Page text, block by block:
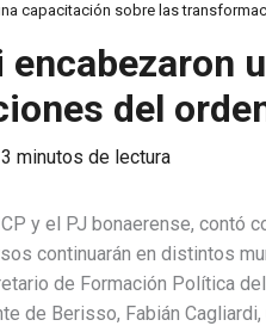
capacitación sobre las
encabezaron
del
3 minutos de lectura
y el PJ bonaerense, contó
continuarán en distintos
de Formación Política
de Berisso, Fabián